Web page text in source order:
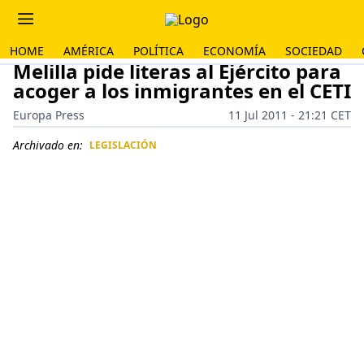
HOME AMÉRICA POLÍTICA ECONOMÍA SOCIEDAD
Melilla pide literas al Ejército para
acoger a los inmigrantes en el CETI
Europa Press
11 Jul 2011 - 21:21 CET
Archivado en: LEGISLACIÓN